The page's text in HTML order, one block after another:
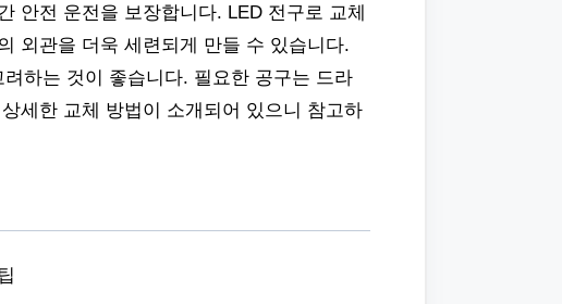
안전 운전을 보장합니다. LED 전구로 교체
외관을 더욱 세련되게 만들 수 있습니다.
하는 것이 좋습니다. 필요한 공구는 드라
세한 교체 방법이 소개되어 있으니 참고하